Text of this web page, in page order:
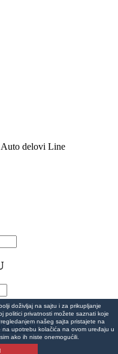
delovi Line
doživljaj na sajtu i za prikupljanje
politici privatnosti možete saznati koje
našeg sajta pristajete na
upotrebu kolačića na ovom uređaju u
ako ih niste onemogućili.